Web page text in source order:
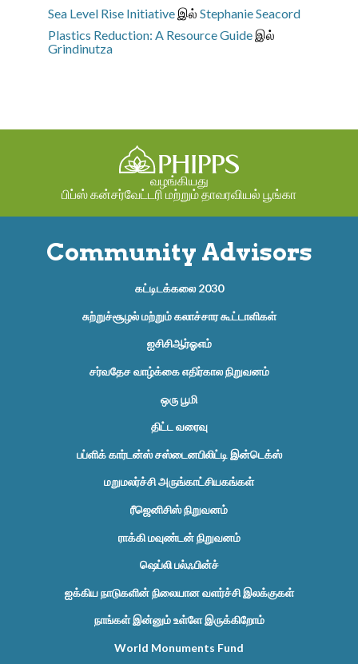
Sea Level Rise Initiative இல் Stephanie Seacord
Plastics Reduction: A Resource Guide இல்
Grindinutza
வழங்கியது
பிப்ஸ் கன்சர்வேட்டரி மற்றும் தாவரவியல் பூங்கா
Community Advisors
கட்டிடக்கலை 2030
சுற்றுச்சூழல் மற்றும் கலாச்சார கூட்டாளிகள்
ஐசிசிஆர்ஓஎம்
சர்வதேச வாழ்க்கை எதிர்கால நிறுவனம்
ஒரு பூமி
திட்ட வரைவு
பப்ளிக் கார்டன்ஸ் சஸ்டைனபிலிட்டி இன்டெக்ஸ்
மறுமலர்ச்சி அருங்காட்சியகங்கள்
ரீஜெனிசிஸ் நிறுவனம்
ராக்கி மவுண்டன் நிறுவனம்
ஷெப்லி பல்ஃபின்ச்
ஐக்கிய நாடுகளின் நிலையான வளர்ச்சி இலக்குகள்
நாங்கள் இன்னும் உள்ளே இருக்கிறோம்
World Monuments Fund